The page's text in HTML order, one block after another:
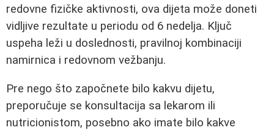
redovne fizičke aktivnosti, ova dijeta može doneti
vidljive rezultate u periodu od 6 nedelja. Ključ
uspeha leži u doslednosti, pravilnoj kombinaciji
namirnica i redovnom vežbanju.
Pre nego što započnete bilo kakvu dijetu,
preporučuje se konsultacija sa lekarom ili
nutricionistom, posebno ako imate bilo kakve